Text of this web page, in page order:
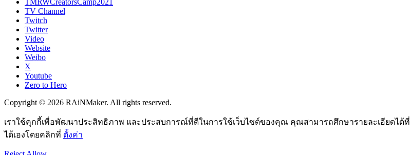
TV Channel
Twitch
Twitter
Video
Website
Weibo
X
Youtube
Zero to Hero
Copyright © 2026 RAiNMaker. All rights reserved.
เราใช้คุกกี้เพื่อพัฒนาประสิทธิภาพ และประสบการณ์ที่ดีในการใช้เว็บไซต์ของคุณ คุณสามารถศึกษารายละเอียดได้ที่
ได้เองโดยคลิกที่ ตั้งค่า